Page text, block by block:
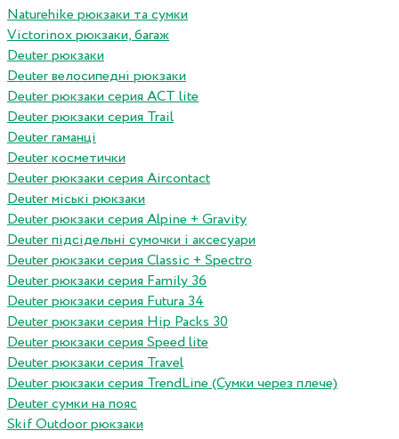
Naturehike рюкзаки та сумки
Victorinox рюкзаки, багаж
Deuter рюкзаки
Deuter велосипедні рюкзаки
Deuter рюкзаки серия ACT lite
Deuter рюкзаки серия Trail
Deuter гаманці
Deuter косметички
Deuter рюкзаки серия Aircontact
Deuter міські рюкзаки
Deuter рюкзаки серия Alpine + Gravity
Deuter підсідельні сумочки і аксесуари
Deuter рюкзаки серия Classic + Spectro
Deuter рюкзаки серия Family 36
Deuter рюкзаки серия Futura 34
Deuter рюкзаки серия Hip Packs 30
Deuter рюкзаки серия Speed lite
Deuter рюкзаки серия Travel
Deuter рюкзаки серия TrendLine (Сумки через плече)
Deuter сумки на пояс
Skif Outdoor рюкзаки